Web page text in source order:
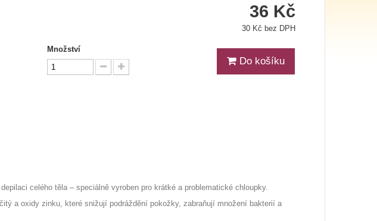
36 Kč
30 Kč bez DPH
Množství
Do košíku
celého těla – speciálně vyroben pro krátké a problematické chloupky.
a oxidy zinku, které snižují podráždění pokožky, zabraňují množení bakterií a